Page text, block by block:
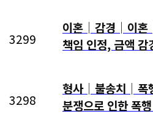
3299
이혼│감경│이혼
책임 인정, 금액 감
3298
형사│불송치│폭
분쟁으로 인한 폭